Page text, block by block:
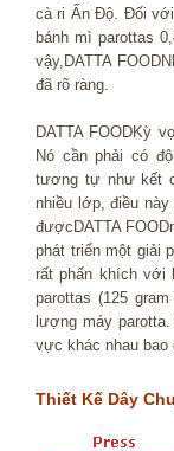
cà ri Ấn Độ. Đối với
bánh mì parottas
vậy,DATTA
đã rõ ràng.
DATTA FOODKỳ
Nó cần phải có
tương tự như kết
nhiều lớp, điều
đượcDATTA
phát triển một giải
rất phấn khích với
parottas (125
lượng máy
vực khác nhau bao
Thiết Kế Dây